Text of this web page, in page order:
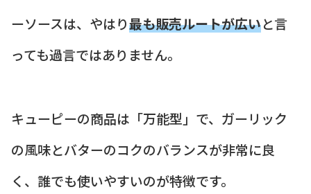
ーソースは、やはり最も販売ルートが広いと言
っても過言ではありません。
キューピーの商品は「万能型」で、ガーリック
の風味とバターのコクのバランスが非常に良
く、誰でも使いやすいのが特徴です。